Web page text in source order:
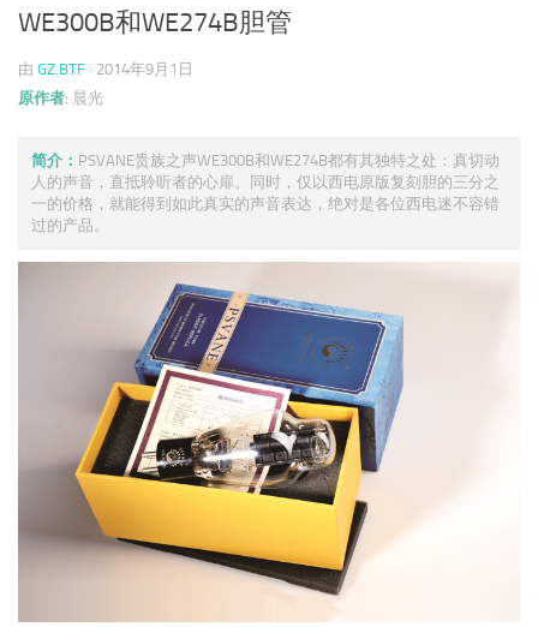
WE300B和WE274B胆管
由 GZ.BTF · 2014年9月1日
原作者: 晨光
简介： PSVANE贵族之声WE300B和WE274B都有其独特之处：真切动
人的声音，直抵聆听者的心扉。同时，仅以西电原版复刻胆的三分之
一的价格，就能得到如此真实的声音表达，绝对是各位西电迷不容错
过的产品。